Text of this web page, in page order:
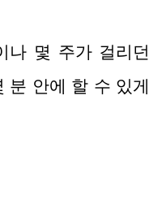
나 몇 주가 걸리던
분 안에 할 수 있게